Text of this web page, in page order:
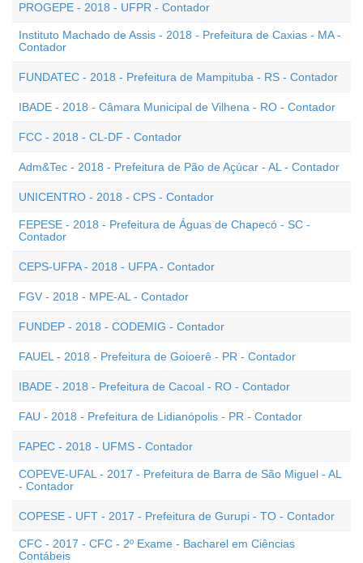
PROGEPE - 2018 - UFPR - Contador
Instituto Machado de Assis - 2018 - Prefeitura de Caxias - MA -
Contador
FUNDATEC - 2018 - Prefeitura de Mampituba - RS - Contador
IBADE - 2018 - Câmara Municipal de Vilhena - RO - Contador
FCC - 2018 - CL-DF - Contador
Adm&Tec - 2018 - Prefeitura de Pão de Açúcar - AL - Contador
UNICENTRO - 2018 - CPS - Contador
FEPESE - 2018 - Prefeitura de Águas de Chapecó - SC -
Contador
CEPS-UFPA - 2018 - UFPA - Contador
FGV - 2018 - MPE-AL - Contador
FUNDEP - 2018 - CODEMIG - Contador
FAUEL - 2018 - Prefeitura de Goioerê - PR - Contador
IBADE - 2018 - Prefeitura de Cacoal - RO - Contador
FAU - 2018 - Prefeitura de Lidianópolis - PR - Contador
FAPEC - 2018 - UFMS - Contador
COPEVE-UFAL - 2017 - Prefeitura de Barra de São Miguel - AL
- Contador
COPESE - UFT - 2017 - Prefeitura de Gurupi - TO - Contador
CFC - 2017 - CFC - 2º Exame - Bacharel em Ciências
Contábeis